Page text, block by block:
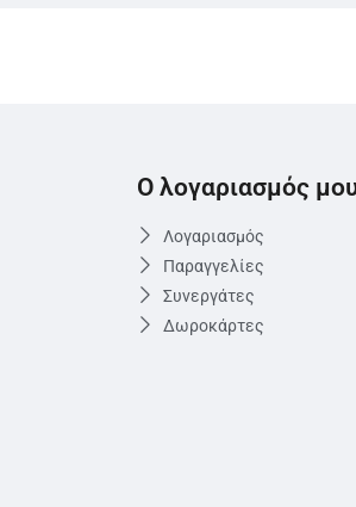
Ο λογαριασμός
Λογαριασμός
Παραγγελίες
Συνεργάτες
Δωροκάρτες